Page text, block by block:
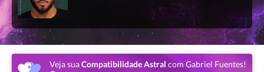
Veja suaCompatibilidade Astral com Gabriel Fuentes!